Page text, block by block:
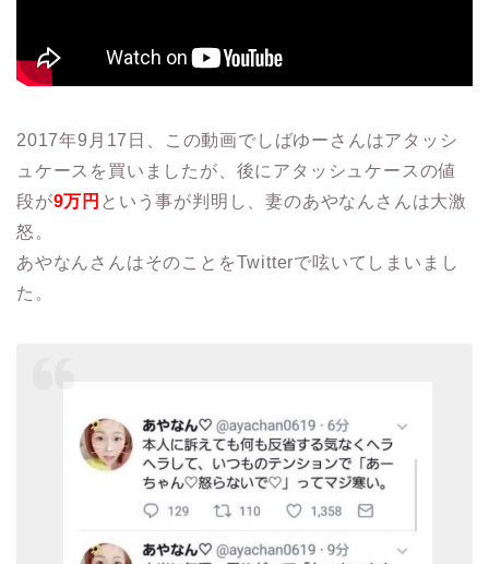
2017年9月17日、この動画でしばゆーさんはアタッシ
ュケースを買いましたが、後にアタッシュケースの値
段が9万円 という事が判明し、妻のあやなんさんは大激
怒。
あやなんさんはそのことをTwitterで呟いてしまいまし
た。